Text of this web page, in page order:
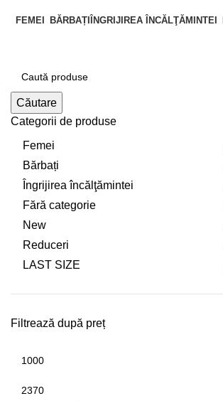
FEMEI BĂRBAȚI ÎNGRIJIREA ÎNCĂLŢĂMINTEI
Căutare
Categorii de produse
Femei
Bărbați
Îngrijirea încălţămintei
Fără categorie
New
Reduceri
LAST SIZE
Filtrează după preț